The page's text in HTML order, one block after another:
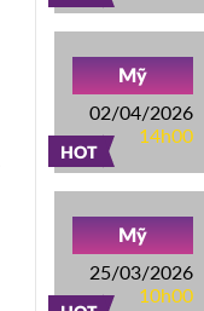
HOT
Mỹ
02/04/2026
14h00
Mỹ
25/03/2026
10h00